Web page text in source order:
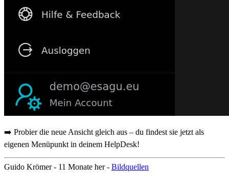
➡️ Probier die neue Ansicht gleich aus – du findest sie jetzt als
eigenen Menüpunkt in deinem HelpDesk!
Guido Krömer - 11 Monate her- Bildquellen